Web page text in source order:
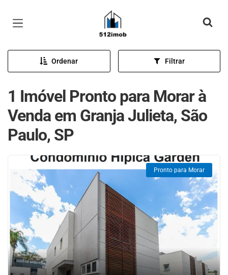
Página inicial
Ordenar Filtrar
1 Imóvel Pronto para Morar à
Venda em Granja Julieta, São
Paulo, SP
Pronto para Morar